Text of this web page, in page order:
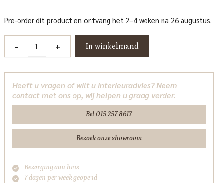
Pre-order dit product en ontvang het 2–4 weken na 26 augustus.
-
150
cm
Tower
aantal
+ In winkelmand
Heeft u vragen of wilt u interieuradvies? Neem
contact met ons op, wij helpen u graag verder.
Bel 015 257 8617
Bezoek onze showroom
Bezorging aan huis
7 dagen per week geopend